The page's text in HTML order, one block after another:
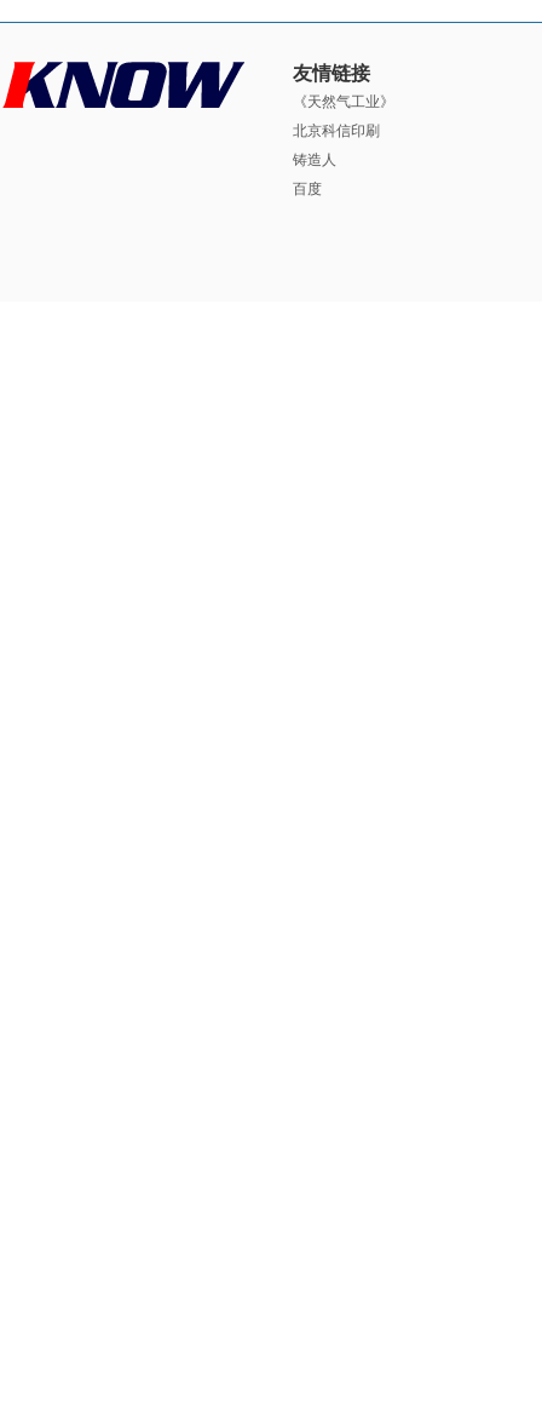
友情链接
《天然气工业》
北京科信印刷
铸造人
百度